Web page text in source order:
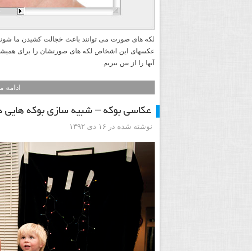
لکه های صورت می توانند باعث خجالت کشیدن ما
عکسهای این اشخاص لکه های صورتشان را برای همیشه
آنها را از بین ببریم.
ادامه
عکاسی بوکه – شبیه سازی بوکه
نوشته شده در ۱۶ دی ۱۳۹۲